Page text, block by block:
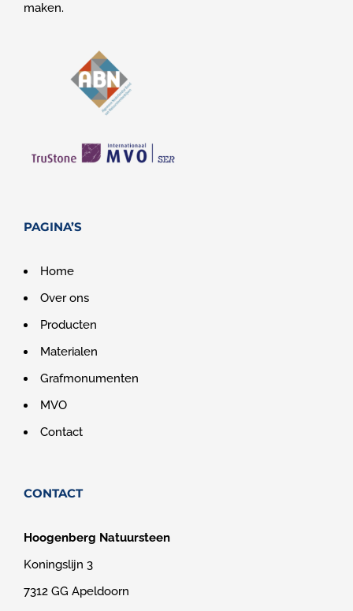
maken.
PAGINA’S
Home
Over ons
Producten
Materialen
Grafmonumenten
MVO
Contact
CONTACT
Hoogenberg Natuursteen
Koningslijn 3
7312 GG Apeldoorn